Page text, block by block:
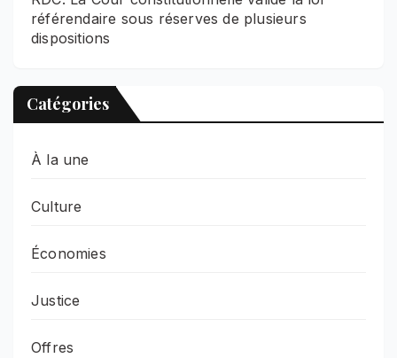
référendaire sous réserves de plusieurs
dispositions
Catégories
À la une
Culture
Économies
Justice
Offres